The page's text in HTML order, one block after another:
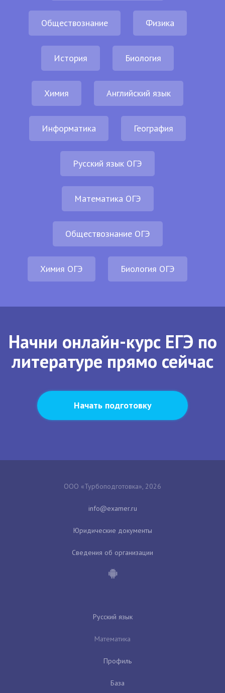
Обществознание Физика
История Биология
Химия Английский язык
Информатика География
Русский язык ОГЭ
Математика ОГЭ
Обществознание ОГЭ
Химия ОГЭ Биология ОГЭ
Начни онлайн-курс ЕГЭ по
литературе прямо сейчас
Начать подготовку
ООО «Турбоподготовка», 2026
Юридические документы
Сведения об организации
Русский язык
Математика
Профиль
База